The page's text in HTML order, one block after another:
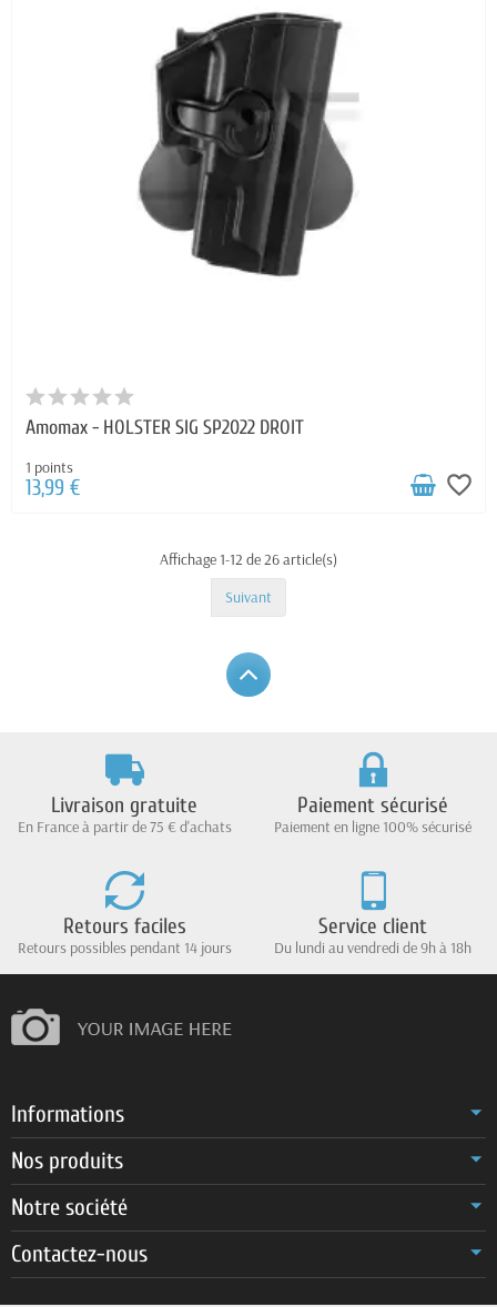
Amomax - HOLSTER SIG SP2022 DROIT
1 points
13,99 € favorite_border
Affichage 1-12 de 26 article(s)
Suivant
Livraison gratuite
En France à partir de 75 € d'achats
Paiement sécurisé
Paiement en ligne 100% sécurisé
Retours faciles
Retours possibles pendant 14 jours
Service client
Du lundi au vendredi de 9h à 18h
Informations
Nos produits
Notre société
Contactez-nous